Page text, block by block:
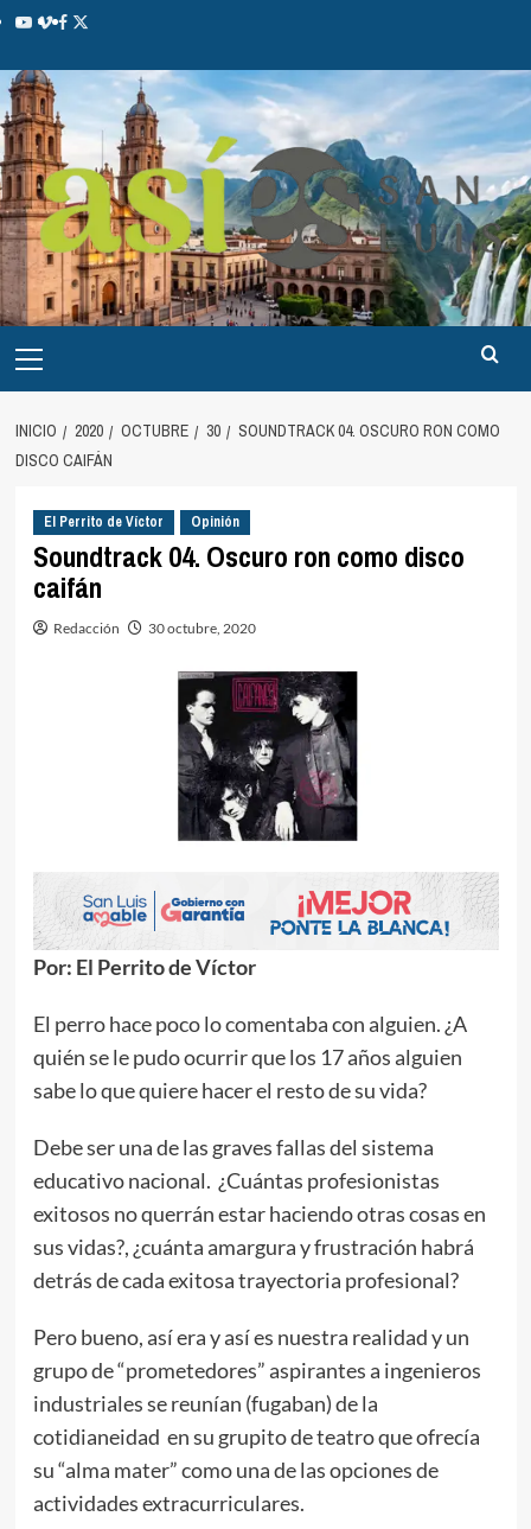
INICIO 2020 OCTUBRE 30
SOUNDTRACK 04. OSCURO RON COMO
DISCO CAIFÁN
El Perrito de Víctor Opinión
Soundtrack 04. Oscuro ron como disco
caifán
Redacción 30 octubre, 2020
Por: El Perrito de Víctor
El perro hace poco lo comentaba con alguien. ¿A
quién se le pudo ocurrir que los 17 años alguien
sabe lo que quiere hacer el resto de su vida?
Debe ser una de las graves fallas del sistema
educativo nacional. ¿Cuántas profesionistas
exitosos no querrán estar haciendo otras cosas en
sus vidas?, ¿cuánta amargura y frustración habrá
detrás de cada exitosa trayectoria profesional?
Pero bueno, así era y así es nuestra realidad y un
grupo de “prometedores” aspirantes a ingenieros
industriales se reunían (fugaban) de la
cotidianeidad en su grupito de teatro que ofrecía
su “alma mater” como una de las opciones de
actividades extracurriculares.